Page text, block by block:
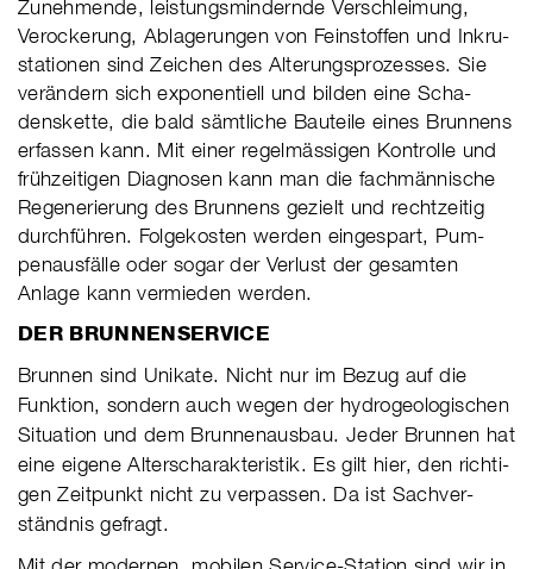
Zuneh­mende, leis­tungs­min­dernde Ver­schlei­mung,
Vero­cke­rung, Abla­ge­run­gen von Fein­stof­fen und Inkru­
sta­tio­nen sind Zei­chen des Alte­rungs­pro­zes­ses. Sie
ver­än­dern sich expo­nen­ti­ell und bil­den eine Scha­
dens­kette, die bald sämt­li­che Bau­teile eines Brun­nens
erfas­sen kann. Mit einer regel­mäs­si­gen Kon­trolle und
früh­zei­ti­gen Dia­gno­sen kann man die fach­män­ni­sche
Rege­ne­rie­rung des Brun­nens gezielt und recht­zei­tig
durch­füh­ren. Fol­ge­kos­ten wer­den ein­ge­spart, Pum­
pen­aus­fälle oder sogar der Ver­lust der gesam­ten
Anlage kann ver­mie­den wer­den.
DER BRUNNENSERVICE
Brun­nen sind Uni­kate. Nicht nur im Bezug auf die
Funk­tion, son­dern auch wegen der hydro­geo­lo­gi­schen
Situa­tion und dem Brun­nen­aus­bau. Jeder Brun­nen hat
eine eigene Alters­cha­rak­te­ris­tik. Es gilt hier, den rich­ti­
gen Zeit­punkt nicht zu ver­pas­sen. Da ist Sach­ver­
ständ­nis ge­fragt.